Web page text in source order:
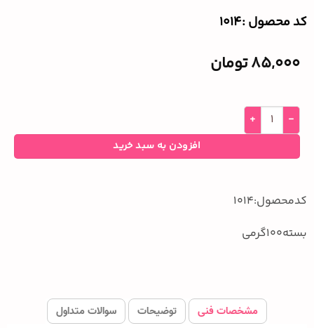
کد محصول :‌1014
85,000تومان
افزودن به سبد خرید
کدمحصول:1014
بسته100گرمی
مشخصات فنی توضیحات سوالات متداول